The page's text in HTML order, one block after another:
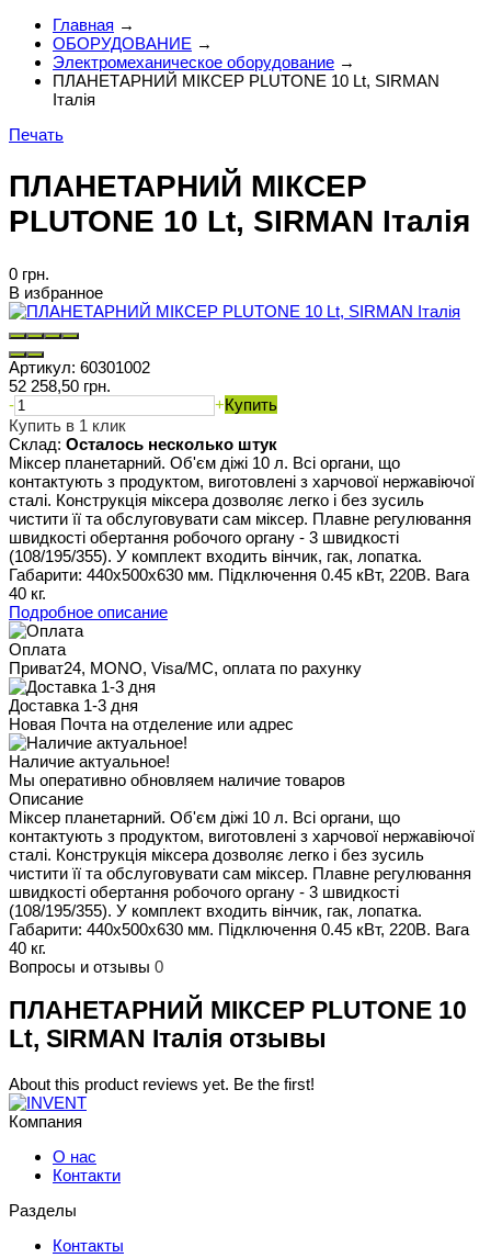
Главная →
ОБОРУДОВАНИЕ →
Электромеханическое оборудование →
ПЛАНЕТАРНИЙ МІКСЕР PLUTONE 10 Lt, SIRMAN
Італія
Печать
ПЛАНЕТАРНИЙ МІКСЕР
PLUTONE 10 Lt, SIRMAN Італія
0 грн.
В избранное
Артикул: 60301002
52 258,50 грн.
-
+Купить
Купить в 1 клик
Склад: Осталось несколько штук
Міксер планетарний. Об'єм діжі 10 л. Всі органи, що
контактують з продуктом, виготовлені з харчової нержавіючої
сталі. Конструкція міксера дозволяє легко і без зусиль
чистити її та обслуговувати сам міксер. Плавне регулювання
швидкості обертання робочого органу - 3 швидкості
(108/195/355). У комплект входить вінчик, гак, лопатка.
Габарити: 440х500х630 мм. Підключення 0.45 кВт, 220В. Вага
40 кг.
Подробное описание
Оплата
Приват24, MONO, Visa/MC, оплата по рахунку
Доставка 1-3 дня
Новая Почта на отделение или адрес
Наличие актуальное!
Мы оперативно обновляем наличие товаров
Описание
Міксер планетарний. Об'єм діжі 10 л. Всі органи, що
контактують з продуктом, виготовлені з харчової нержавіючої
сталі. Конструкція міксера дозволяє легко і без зусиль
чистити її та обслуговувати сам міксер. Плавне регулювання
швидкості обертання робочого органу - 3 швидкості
(108/195/355). У комплект входить вінчик, гак, лопатка.
Габарити: 440х500х630 мм. Підключення 0.45 кВт, 220В. Вага
40 кг.
Вопросы и отзывы 0
ПЛАНЕТАРНИЙ МІКСЕР PLUTONE 10
Lt, SIRMAN Італія отзывы
About this product reviews yet. Be the first!
Компания
О нас
Контакти
Разделы
Контакты